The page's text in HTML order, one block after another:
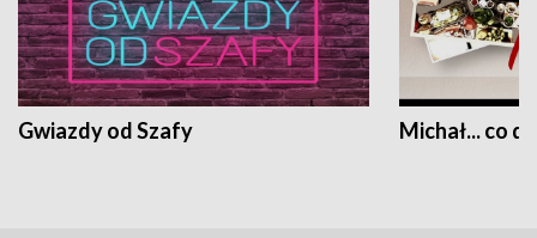
Gwiazdy od Szafy Michał... co